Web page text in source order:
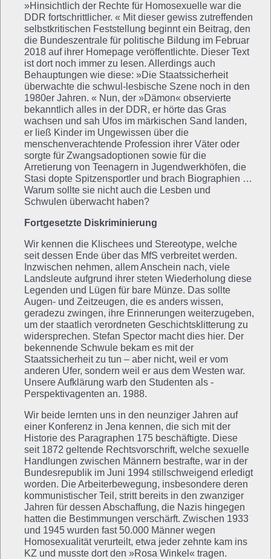
»Hinsichtlich der Rechte für Homosexuelle war die
DDR fortschrittlicher. « Mit dieser gewiss zutreffenden
selbstkritischen Feststellung beginnt ein Beitrag, den
die Bundeszentrale für politische Bildung im Februar
2018 auf ihrer Homepage veröffentlichte. Dieser Text
ist dort noch immer zu lesen. Allerdings auch
Behauptungen wie diese: »Die Staatssicherheit
überwachte die schwul-lesbische Szene noch in den
1980er Jahren. « Nun, der »Dämon« observierte
bekanntlich alles in der DDR, er hörte das Gras
wachsen und sah Ufos im märkischen Sand landen,
er ließ Kinder im Ungewissen über die
menschenverachtende Profession ihrer Väter oder
sorgte für Zwangsadoptionen sowie für die
Arretierung von Teenagern in Jugendwerkhöfen, die
Stasi dopte Spitzensportler und brach Biographien …
Warum sollte sie nicht auch die Lesben und
Schwulen überwacht haben?
Fortgesetzte Diskriminierung
Wir kennen die Klischees und Stereotype, welche
seit dessen Ende über das MfS verbreitet werden.
Inzwischen nehmen, allem Anschein nach, viele
Landsleute aufgrund ihrer steten Wiederholung diese
Legenden und Lügen für bare Münze. Das sollte
Augen- und Zeitzeugen, die es anders wissen,
geradezu zwingen, ihre Erinnerungen weiterzugeben,
um der staatlich verordneten Geschichtsklitterung zu
widersprechen. Stefan Spector macht dies hier. Der
bekennende Schwule bekam es mit der
Staatssicherheit zu tun – aber nicht, weil er vom
anderen Ufer, sondern weil er aus dem Westen war.
Unsere Aufklärung warb den Studenten als ­
Perspektivagenten an. 1988.
Wir beide lernten uns in den neunziger Jahren auf
einer Konferenz in Jena kennen, die sich mit der
Historie des Paragraphen 175 beschäftigte. Diese
seit 1872 geltende Rechtsvorschrift, welche sexuelle
Handlungen zwischen Männern bestrafte, war in der
Bundesrepublik im Juni 1994 stillschweigend erledigt
worden. Die Arbeiterbewegung, insbesondere deren
kommunistischer Teil, stritt bereits in den zwanziger
Jahren für dessen Abschaffung, die Nazis hingegen
hatten die Bestimmungen verschärft. Zwischen 1933
und 1945 wurden fast 50.000 Männer wegen
Homosexualität verurteilt, etwa jeder zehnte kam ins
KZ und musste dort den »Rosa Winkel« tragen.